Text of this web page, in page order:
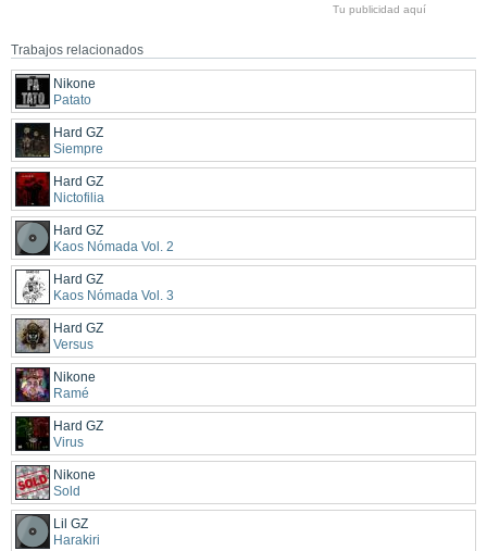
Tu publicidad aquí
Trabajos relacionados
Nikone
Patato
Hard GZ
Siempre
Hard GZ
Nictofilia
Hard GZ
Kaos Nómada Vol. 2
Hard GZ
Kaos Nómada Vol. 3
Hard GZ
Versus
Nikone
Ramé
Hard GZ
Virus
Nikone
Sold
Lil GZ
Harakiri